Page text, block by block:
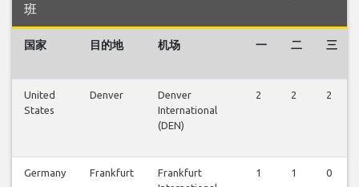
班
国家 目的地 机场 一 二 三
United
States
Denver
Denver
International
(DEN)
2 2 2
Germany Frankfurt
Frankfurt
1 1 0